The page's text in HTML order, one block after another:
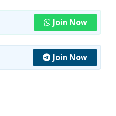
Join Now
Join Now